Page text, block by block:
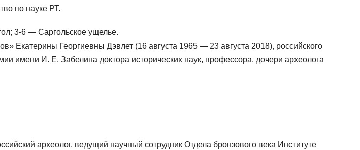
по науке РТ.
3-6 — Саргольское ущелье.
Екатерины Георгиевны Дэвлет (16 августа 1965 — 23 августа 2018), российского
имени И. Е. Забелина доктора исторических наук, профессора, дочери археолога
археолог, ведущий научный сотрудник Отдела бронзового века Институте